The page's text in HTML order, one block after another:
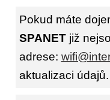
Pokud máte
SPANETjiž
adrese:
aktualizaci údajů.